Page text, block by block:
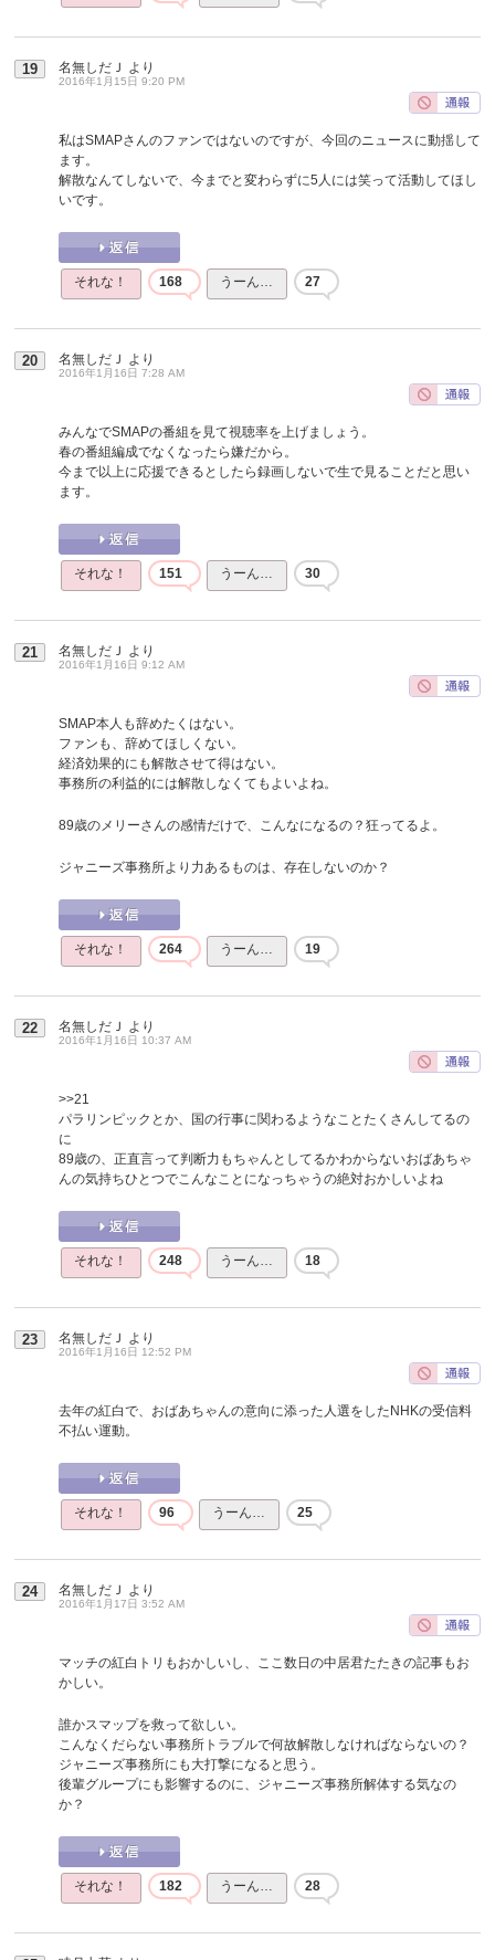
19 名無しだＪ より
2016年1月15日 9:20 PM
私はSMAPさんのファンではないのですが、今回のニュースに動揺して
ます。
解散なんてしないで、今までと変わらずに5人には笑って活動してほし
いです。
それな！ 168 うーん… 27
20 名無しだＪ より
2016年1月16日 7:28 AM
みんなでSMAPの番組を見て視聴率を上げましょう。
春の番組編成でなくなったら嫌だから。
今まで以上に応援できるとしたら録画しないで生で見ることだと思い
ます。
それな！ 151 うーん… 30
21 名無しだＪ より
2016年1月16日 9:12 AM
SMAP本人も辞めたくはない。
ファンも、辞めてほしくない。
経済効果的にも解散させて得はない。
事務所の利益的には解散しなくてもよいよね。
89歳のメリーさんの感情だけで、こんなになるの？狂ってるよ。
ジャニーズ事務所より力あるものは、存在しないのか？
それな！ 264 うーん… 19
22 名無しだＪ より
2016年1月16日 10:37 AM
>>21
パラリンピックとか、国の行事に関わるようなことたくさんしてるの
に
89歳の、正直言って判断力もちゃんとしてるかわからないおばあちゃ
んの気持ちひとつでこんなことになっちゃうの絶対おかしいよね
それな！ 248 うーん… 18
23 名無しだＪ より
2016年1月16日 12:52 PM
去年の紅白で、おばあちゃんの意向に添った人選をしたNHKの受信料
不払い運動。
それな！ 96 うーん… 25
24 名無しだＪ より
2016年1月17日 3:52 AM
マッチの紅白トリもおかしいし、ここ数日の中居君たたきの記事もお
かしい。
誰かスマップを救って欲しい。
こんなくだらない事務所トラブルで何故解散しなければならないの？
ジャニーズ事務所にも大打撃になると思う。
後輩グループにも影響するのに、ジャニーズ事務所解体する気なの
か？
それな！ 182 うーん… 28